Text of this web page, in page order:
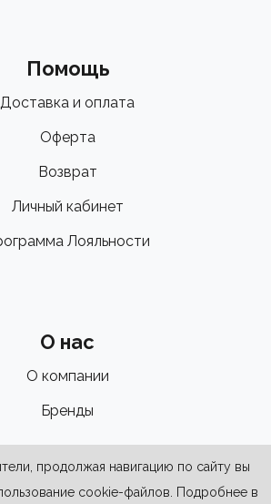
Помощь
Доставка и оплата
Оферта
Возврат
Личный кабинет
Лояльности
О нас
О компании
Бренды
продолжая навигацию по сайту вы
cookie-файлов. Подробнее в